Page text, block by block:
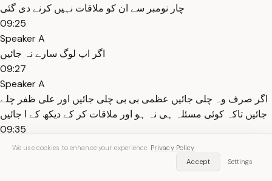
چار نومبر سے ان کو ملاقات نہیں کرنے دی گئی
09:25
Speaker A
اگر اپ لوگ سارے نہ جائیں
09:27
Speaker A
اگر صرف وہ چلی جائیں عظمی بی بی چلی جائیں اور علی ظفر چلے
جائیں تاکہ کوئی مسئلہ ہی نہ ہو اور ملاقات کر کے دیکھ کے ا جائیں
09:35
Speaker C
نہیں اندر تو اندر چلے جائیں ہم باہر بیٹھے رہیں گے
We use cookies to enhance your experience. Privacy Policy
Accept
Settings